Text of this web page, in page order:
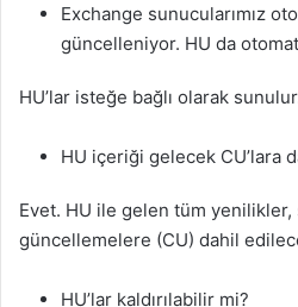
Exchange sunucularımız
güncelleniyor. HU da
HU’lar isteğe bağlı olarak
HU içeriği gelecek CU’lara
Evet. HU ile gelen tüm
güncellemelere (CU) dahil
HU’lar kaldırılabilir mi?